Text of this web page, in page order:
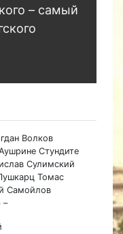
– самый
Волков
Стундите
Сулимский
Томас
Самойлов
–